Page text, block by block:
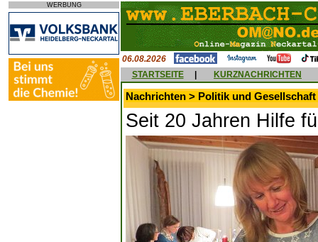
WERBUNG
06.08.2026
STARTSEITE
KURZNACHRICHTEN
Nachrichten > Politik und Gesellschaft
Seit 20 Jahren Hilfe